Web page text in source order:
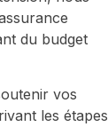
du budget
vos
les étapes